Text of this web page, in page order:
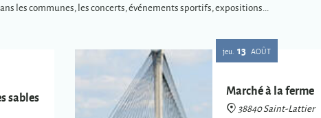
les communes, les concerts, événements sportifs, expositions...
sables
jeu. 13 AOÛT
Marché à la ferme
38840 Saint-Lattier